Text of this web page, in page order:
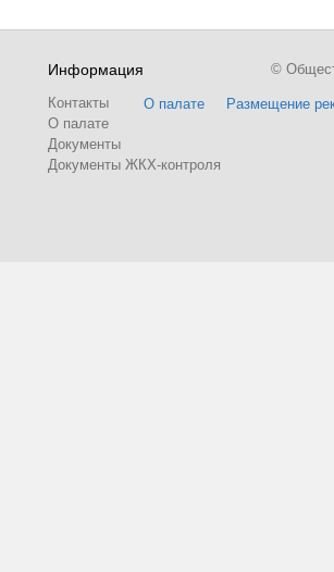
Информация
Контакты
О палате
Документы
Документы ЖКХ-контроля
О палате Размещение
©